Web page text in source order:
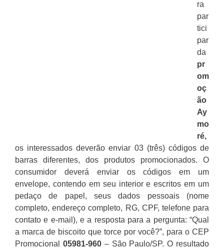
ra
par
tici
par
da
pr
om
oç
ão
Ay
mo
ré,
os interessados deverão enviar 03 (três) códigos de
barras diferentes, dos produtos promocionados. O
consumidor deverá enviar os códigos em um
envelope, contendo em seu interior e escritos em um
pedaço de papel, seus dados pessoais (nome
completo, endereço completo, RG, CPF, telefone para
contato e e-mail), e a resposta para a pergunta: “Qual
a marca de biscoito que torce por você?”, para o CEP
Promocional 05981-960– São Paulo/SP. O resultado